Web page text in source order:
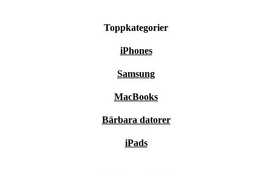
Toppkategorier
iPhones
Samsung
MacBooks
Bärbara datorer
iPads